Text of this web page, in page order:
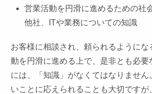
営業活動を円滑に進めるための社
他社、ITや業務についての知識
お客様に相談され、頼られるようにな
動を円滑に進める上で、是非とも必要
には、「知識」がなくてはなりません
いことに応えられることも大切ですが